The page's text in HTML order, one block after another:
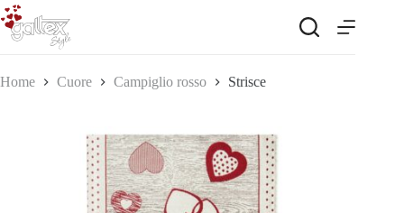
Salta
al
contenuto
Home Cuore Campiglio rosso Strisce